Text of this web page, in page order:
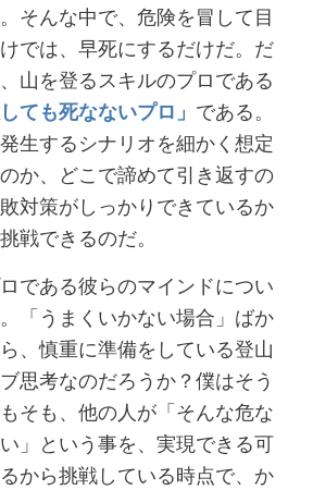
そんな中で、危険を冒して目
では、早死にするだけだ。だ
山を登るスキルのプロである
しても死なないプロ」 である。
生するシナリオを細かく想定
か、どこで諦めて引き返すの
対策がしっかりできているか
戦できるのだ。
である彼らのマインドについ
「うまくいかない場合」ばか
、慎重に準備をしている登山
思考なのだろうか？僕はそう
そも、他の人が「そんな危な
」という事を、実現できる可
から挑戦している時点で、か